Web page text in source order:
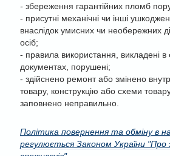
- збереження гарантійних пломб
- присутні механічні чи інші
внаслідок умисних чи необережних
осіб;
- правила використання, викладені в
документах, порушені;
- здійснено ремонт або змінено
товару, конструкцію або схеми
заповнено неправильно.
Політика повернення та обміну в
регулюється Законом України "Про